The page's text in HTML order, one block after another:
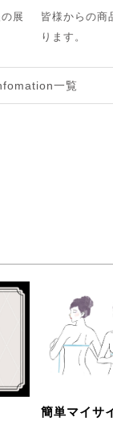
展
皆様からの商
ります。
一覧
簡単マイサ